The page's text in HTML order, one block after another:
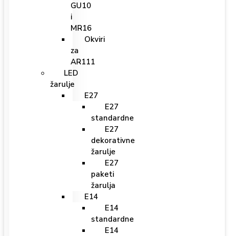
GU10
i
MR16
Okviri
za
AR111
LED
žarulje
E27
E27
standardne
E27
dekorativne
žarulje
E27
paketi
žarulja
E14
E14
standardne
E14